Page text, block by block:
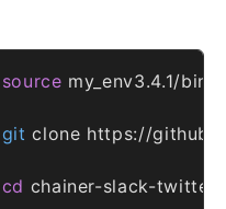
source
git
cd